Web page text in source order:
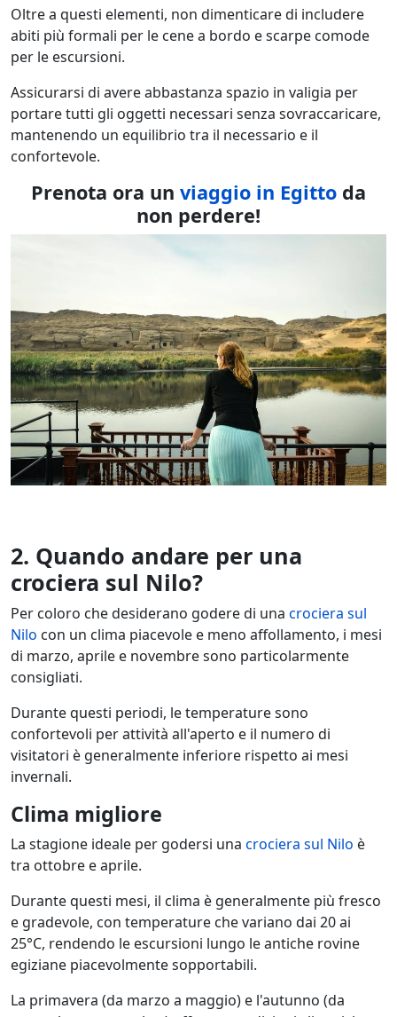
Oltre a questi elementi, non dimenticare di includere
abiti più formali per le cene a bordo e scarpe comode
per le escursioni.
Assicurarsi di avere abbastanza spazio in valigia per
portare tutti gli oggetti necessari senza sovraccaricare,
mantenendo un equilibrio tra il necessario e il
confortevole.
Prenota ora un viaggio in Egitto da
non perdere!
2. Quando andare per una
crociera sul Nilo?
Per coloro che desiderano godere di una crociera sul
Nilo con un clima piacevole e meno affollamento, i mesi
di marzo, aprile e novembre sono particolarmente
consigliati.
Durante questi periodi, le temperature sono
confortevoli per attività all'aperto e il numero di
visitatori è generalmente inferiore rispetto ai mesi
invernali.
Clima migliore
La stagione ideale per godersi una crociera sul Nilo è
tra ottobre e aprile.
Durante questi mesi, il clima è generalmente più fresco
e gradevole, con temperature che variano dai 20 ai
25°C, rendendo le escursioni lungo le antiche rovine
egiziane piacevolmente sopportabili.
La primavera (da marzo a maggio) e l'autunno (da